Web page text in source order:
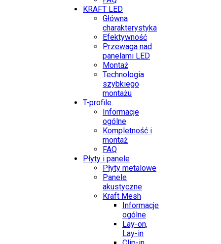
KRAFT LED
Główna
charakterystyka
Efektywność
Przewaga nad
panelami LED
Montaż
Technologia
szybkiego
montażu
T-profile
Informacje
ogólne
Kompletność i
montaż
FAQ
Płyty i panele
Płyty metalowe
Panele
akustyczne
Kraft Mesh
Informacje
ogólne
Lay-on,
Lay-in